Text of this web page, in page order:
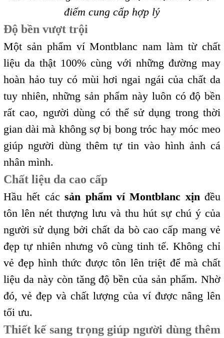
điểm cung cấp hợp lý
Độ bền vượt trội
Một sản phẩm ví Montblanc nam làm từ chất
liệu da thật 100% cùng với những đường may
hoàn hảo tuy có mùi hơi ngai ngái của chất da
tuy nhiên, những sản phẩm này luôn có độ bền
rất cao, người dùng có thể sử dụng trong thời
gian dài mà không sợ bị bong tróc hay móc meo
giúp người dùng thêm tự tin vào hình ảnh cá
nhân mình.
Chất liệu da cao cấp
Hầu hết cácsản phẩm ví Montblanc xịn đều
tôn lên nét thượng lưu và thu hút sự chú ý của
người sử dụng bởi chất da bò cao cấp mang vẻ
đẹp tự nhiên nhưng vô cùng tinh tế. Không chỉ
vẻ đẹp hình thức được tôn lên triệt để mà chất
liệu da này còn tăng độ bền của sản phẩm. Nhờ
đó, vẻ đẹp và chất lượng của ví được nâng lên
tối ưu.
Thiết kế sang trọng giúp người dùng thêm